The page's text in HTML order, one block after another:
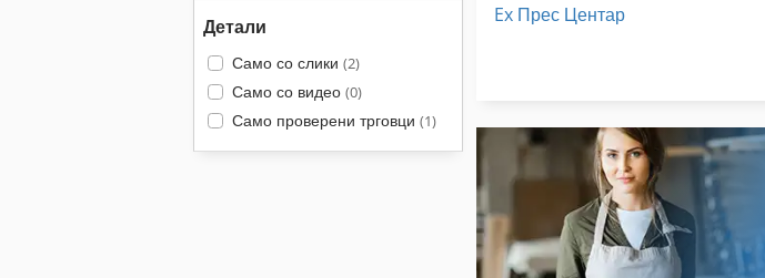
Детали
Само со слики (2)
Само со видео (0)
Само проверени трговци (1)
Ex Прес Центар
Hsc 20 Linear
International 1460